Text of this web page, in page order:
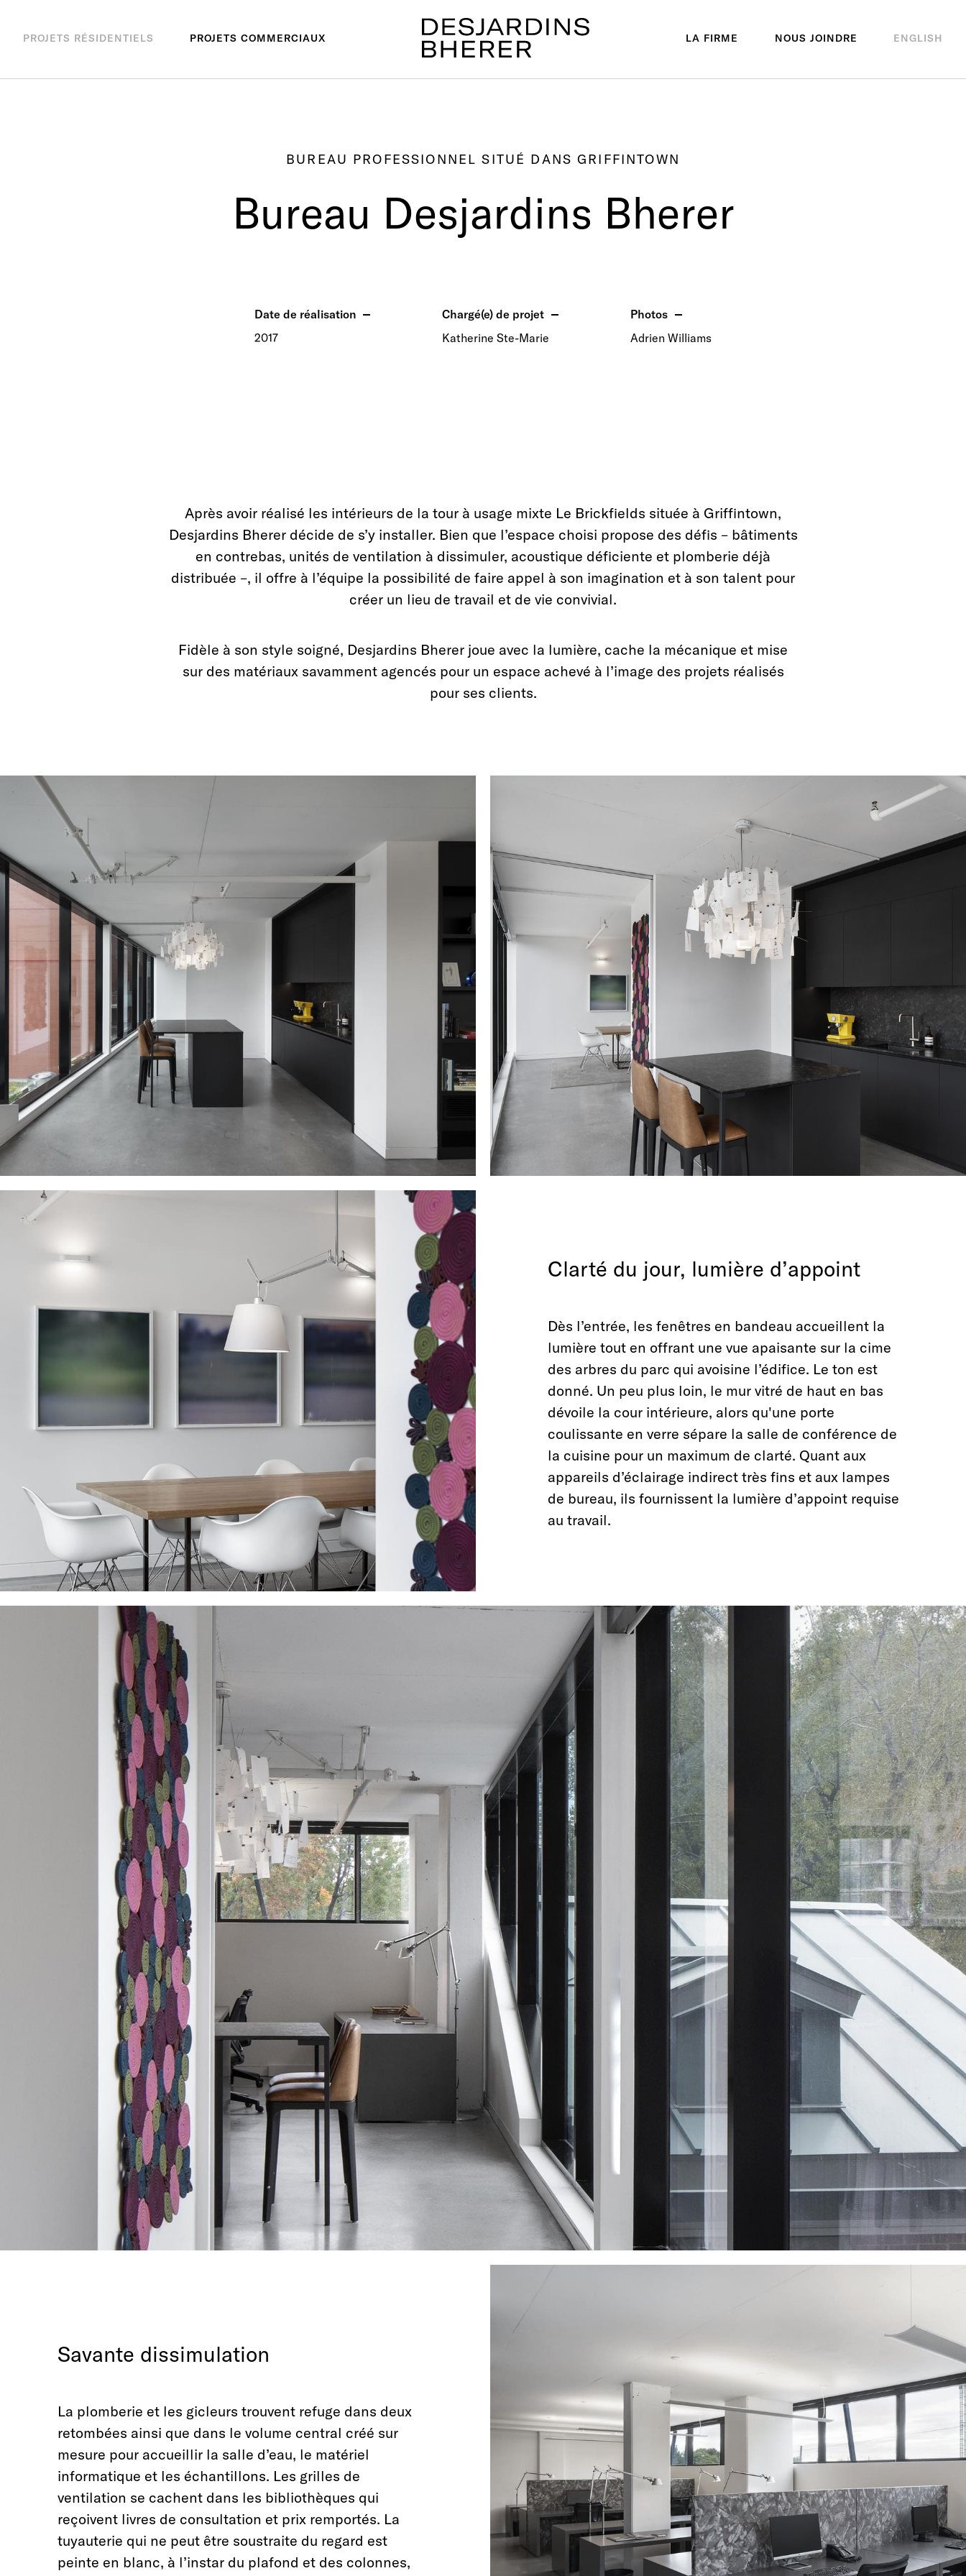
PROJETS RÉSIDENTIELS PROJETS COMMERCIAUX LA FIRME NOUS JOINDRE ENGLISH
BUREAU PROFESSIONNEL SITUÉ DANS GRIFFINTOWN
Bureau Desjardins Bherer
Date de réalisation
2017
Chargé(e) de projet
Katherine Ste-Marie
Photos
Adrien Williams
Après avoir réalisé les intérieurs de la tour à usage mixte Le Brickfields située à Griffintown,
Desjardins Bherer décide de s’y installer. Bien que l’espace choisi propose des défis – bâtiments
en contrebas, unités de ventilation à dissimuler, acoustique déficiente et plomberie déjà
distribuée –, il offre à l’équipe la possibilité de faire appel à son imagination et à son talent pour
créer un lieu de travail et de vie convivial.
Fidèle à son style soigné, Desjardins Bherer joue avec la lumière, cache la mécanique et mise
sur des matériaux savamment agencés pour un espace achevé à l’image des projets réalisés
pour ses clients.
Clarté du jour, lumière d’appoint
Dès l’entrée, les fenêtres en bandeau accueillent la
lumière tout en offrant une vue apaisante sur la cime
des arbres du parc qui avoisine l’édifice. Le ton est
donné. Un peu plus loin, le mur vitré de haut en bas
dévoile la cour intérieure, alors qu'une porte
coulissante en verre sépare la salle de conférence de
la cuisine pour un maximum de clarté. Quant aux
appareils d’éclairage indirect très fins et aux lampes
de bureau, ils fournissent la lumière d’appoint requise
au travail.
Savante dissimulation
La plomberie et les gicleurs trouvent refuge dans deux
retombées ainsi que dans le volume central créé sur
mesure pour accueillir la salle d’eau, le matériel
informatique et les échantillons. Les grilles de
ventilation se cachent dans les bibliothèques qui
reçoivent livres de consultation et prix remportés. La
tuyauterie qui ne peut être soustraite du regard est
peinte en blanc, à l’instar du plafond et des colonnes,